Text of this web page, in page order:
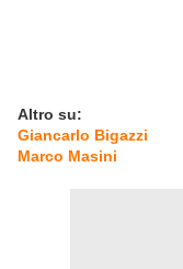
Altro su:
Giancarlo Bigazzi
Marco Masini